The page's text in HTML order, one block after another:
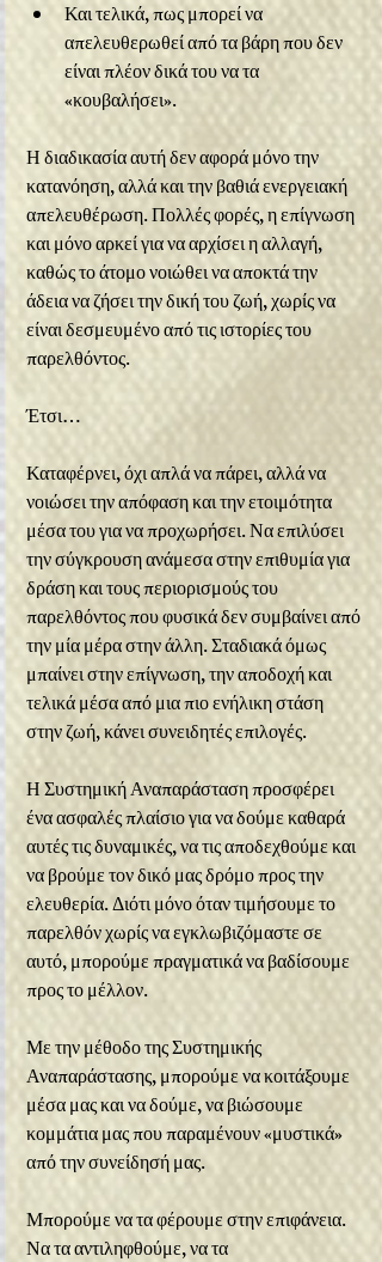
Και τελικά, πως μπορεί να
απελευθερωθεί από τα βάρη που δεν
είναι πλέον δικά του να τα
«κουβαλήσει».
Η διαδικασία αυτή δεν αφορά μόνο την
κατανόηση, αλλά και την βαθιά ενεργειακή
απελευθέρωση. Πολλές φορές, η επίγνωση
και μόνο αρκεί για να αρχίσει η αλλαγή,
καθώς το άτομο νοιώθει να αποκτά την
άδεια να ζήσει την δική του ζωή, χωρίς να
είναι δεσμευμένο από τις ιστορίες του
παρελθόντος.
Έτσι…
Καταφέρνει, όχι απλά να πάρει, αλλά να
νοιώσει την απόφαση και την ετοιμότητα
μέσα του για να προχωρήσει. Να επιλύσει
την σύγκρουση ανάμεσα στην επιθυμία για
δράση και τους περιορισμούς του
παρελθόντος που φυσικά δεν συμβαίνει από
την μία μέρα στην άλλη. Σταδιακά όμως
μπαίνει στην επίγνωση, την αποδοχή και
τελικά μέσα από μια πιο ενήλικη στάση
στην ζωή, κάνει συνειδητές επιλογές.
Η Συστημική Αναπαράσταση προσφέρει
ένα ασφαλές πλαίσιο για να δούμε καθαρά
αυτές τις δυναμικές, να τις αποδεχθούμε και
να βρούμε τον δικό μας δρόμο προς την
ελευθερία. Διότι μόνο όταν τιμήσουμε το
παρελθόν χωρίς να εγκλωβιζόμαστε σε
αυτό, μπορούμε πραγματικά να βαδίσουμε
προς το μέλλον.
Με την μέθοδο της Συστημικής
Αναπαράστασης, μπορούμε να κοιτάξουμε
μέσα μας και να δούμε, να βιώσουμε
κομμάτια μας που παραμένουν «μυστικά»
από την συνείδησή μας.
Μπορούμε να τα φέρουμε στην επιφάνεια.
Να τα αντιληφθούμε, να τα